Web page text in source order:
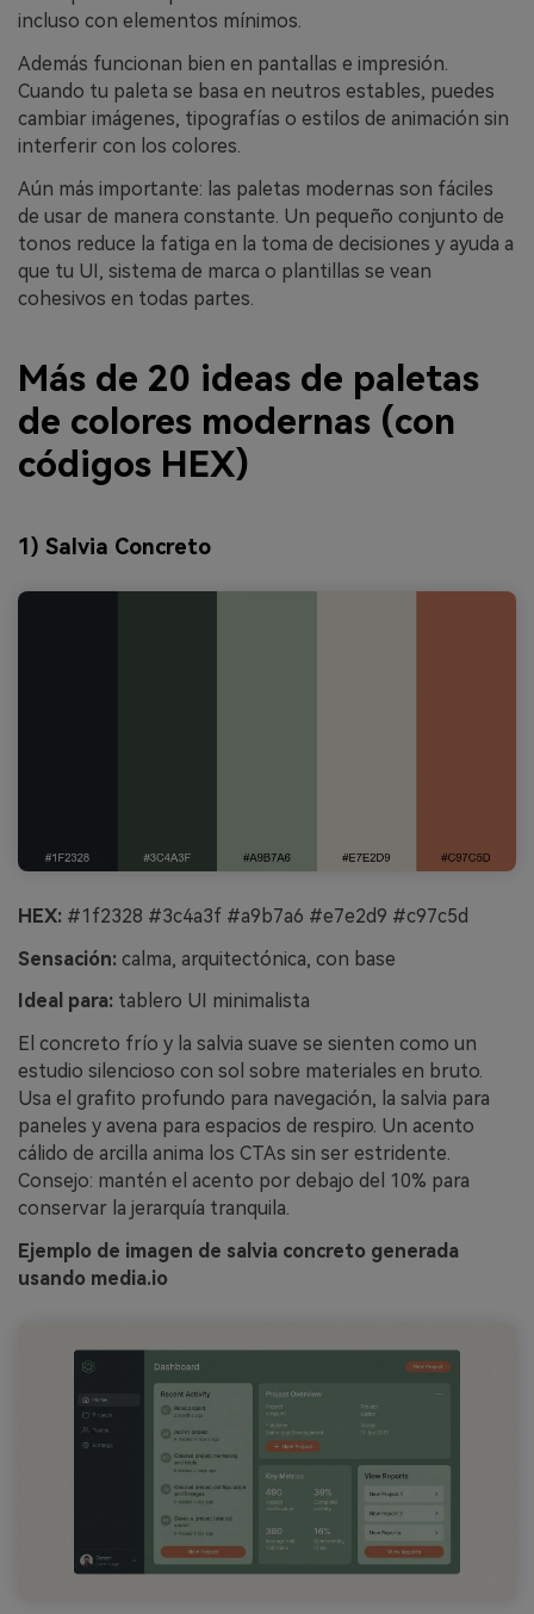
incluso con elementos mínimos.
Además funcionan bien en pantallas e impresión.
Cuando tu paleta se basa en neutros estables, puedes
cambiar imágenes, tipografías o estilos de animación sin
interferir con los colores.
Aún más importante: las paletas modernas son fáciles
de usar de manera constante. Un pequeño conjunto de
tonos reduce la fatiga en la toma de decisiones y ayuda a
que tu UI, sistema de marca o plantillas se vean
cohesivos en todas partes.
Más de 20 ideas de paletas
de colores modernas (con
códigos HEX)
1) Salvia Concreto
HEX: #1f2328 #3c4a3f #a9b7a6 #e7e2d9 #c97c5d
Sensación: calma, arquitectónica, con base
Ideal para: tablero UI minimalista
El concreto frío y la salvia suave se sienten como un
estudio silencioso con sol sobre materiales en bruto.
Usa el grafito profundo para navegación, la salvia para
paneles y avena para espacios de respiro. Un acento
cálido de arcilla anima los CTAs sin ser estridente.
Consejo: mantén el acento por debajo del 10% para
conservar la jerarquía tranquila.
Ejemplo de imagen de salvia concreto generada
usando media.io